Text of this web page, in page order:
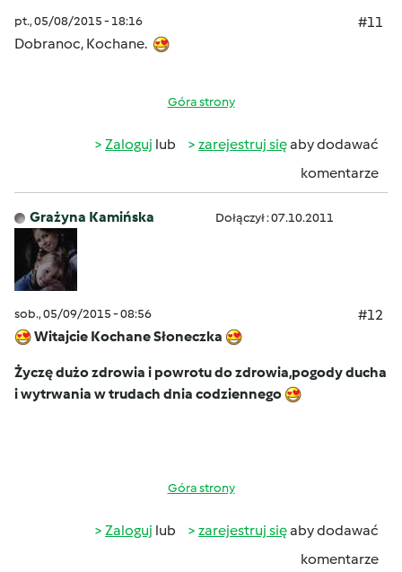
pt., 05/08/2015 - 18:16
#11
Dobranoc, Kochane.
Góra strony
Zaloguj lub zarejestruj sięaby dodawać
komentarze
Grażyna Kamińska Dołączył : 07.10.2011
sob., 05/09/2015 - 08:56
#12
Witajcie Kochane Słoneczka
Życzę dużo zdrowia i powrotu do zdrowia,pogody ducha
i wytrwania w trudach dnia codziennego
Góra strony
Zaloguj lub zarejestruj sięaby dodawać
komentarze